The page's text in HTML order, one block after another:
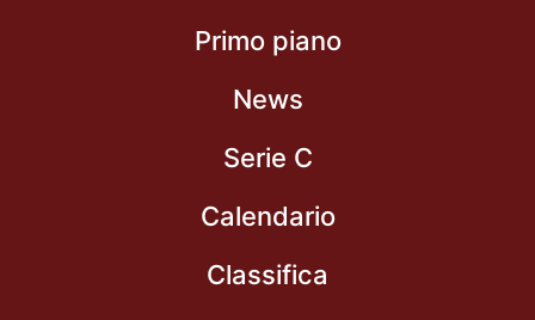
Primo piano
News
Serie C
Calendario
Classifica